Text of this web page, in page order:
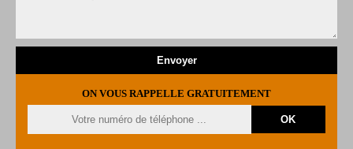
ON VOUS RAPPELLE GRATUITEMENT